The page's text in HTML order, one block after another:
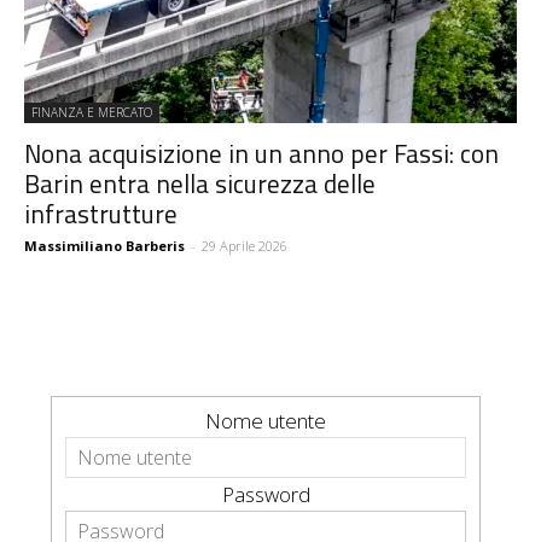
FINANZA E MERCATO
Nona acquisizione in un anno per Fassi: con
Barin entra nella sicurezza delle
infrastrutture
Massimiliano Barberis - 29 Aprile 2026
Nome utente
Password